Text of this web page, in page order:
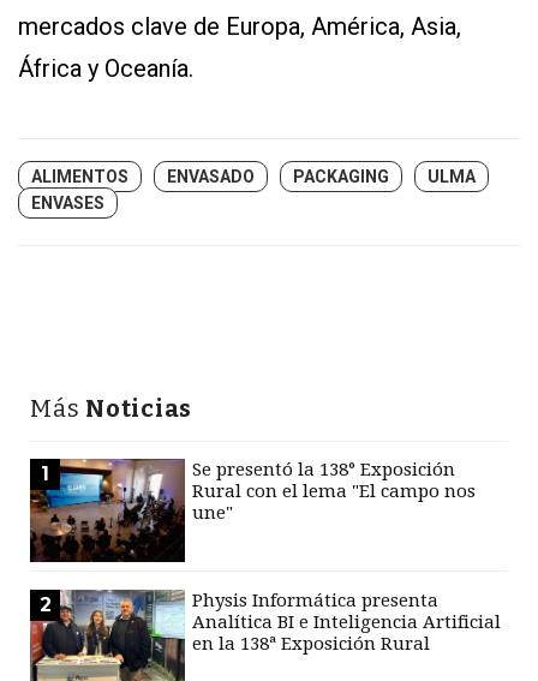
mercados clave de Europa, América, Asia,
África y Oceanía.
ALIMENTOS ENVASADO PACKAGING
ULMA
ENVASES
Más Noticias
1
Se presentó la 138° Exposición
Rural con el lema "El campo nos
une"
2
Physis Informática presenta
Analítica BI e Inteligencia Artificial
en la 138ª Exposición Rural